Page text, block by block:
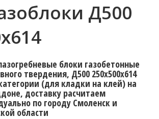
Д500
блоки газобетонные
твердения, Д500 250x500x614
(для кладки на клей) на
доставку расчитаем
по городу Смоленск и
области